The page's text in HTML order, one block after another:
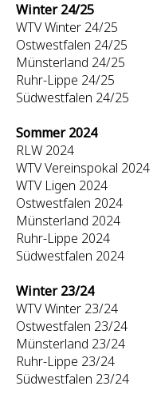
Winter 24/25
WTV Winter 24/25
Ostwestfalen 24/25
Münsterland 24/25
Ruhr-Lippe 24/25
Südwestfalen 24/25
Sommer 2024
RLW 2024
WTV Vereinspokal 2024
WTV Ligen 2024
Ostwestfalen 2024
Münsterland 2024
Ruhr-Lippe 2024
Südwestfalen 2024
Winter 23/24
WTV Winter 23/24
Ostwestfalen 23/24
Münsterland 23/24
Ruhr-Lippe 23/24
Südwestfalen 23/24